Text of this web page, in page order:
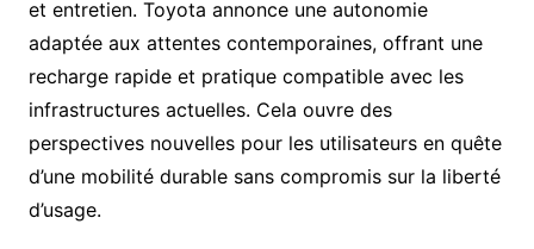
et entretien. Toyota annonce une autonomie
adaptée aux attentes contemporaines, offrant une
recharge rapide et pratique compatible avec les
infrastructures actuelles. Cela ouvre des
perspectives nouvelles pour les utilisateurs en quête
d’une mobilité durable sans compromis sur la liberté
d’usage.